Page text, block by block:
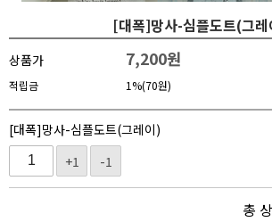
[대폭]망사-심플도트(그
상품가 7,200원
적립금 1%(70원)
[대폭]망사-심플도트(그레이)
+1
-1
총